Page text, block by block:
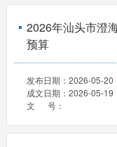
2026年汕头市澄
预算
发布日期： 2026-05-20
成文日期： 2026-05-19
文 号：